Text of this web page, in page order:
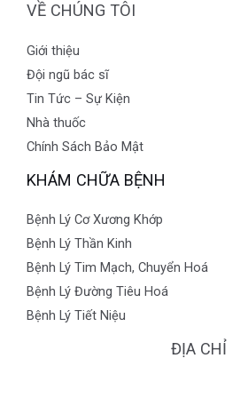
VỀ CHÚNG TÔI
Giới thiệu
Đội ngũ bác sĩ
Tin Tức – Sự Kiện
Nhà thuốc
Chính Sách Bảo Mật
KHÁM CHỮA BỆNH
Bệnh Lý Cơ Xương Khớp
Bệnh Lý Thần Kinh
Bệnh Lý Tim Mạch, Chuyển Hoá
Bệnh Lý Đường Tiêu Hoá
Bệnh Lý Tiết Niệu
ĐỊA CHỈ